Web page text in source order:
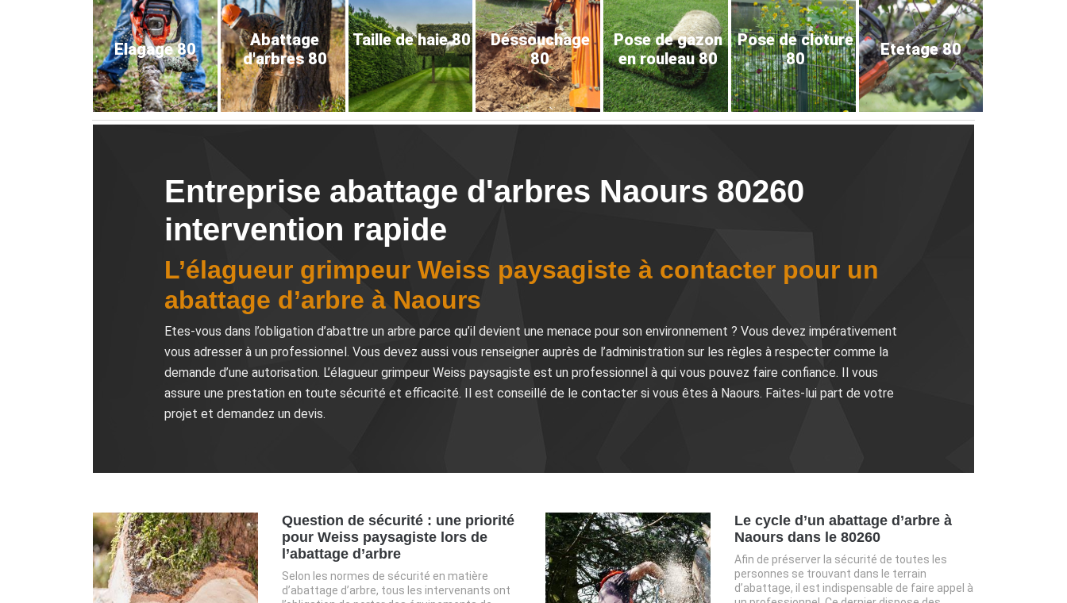
Elagage 80
Abattage
d'arbres 80
Taille de haie 80
Déssouchage
80
Pose de gazon
en rouleau 80
Pose de cloture
80
Etetage 80
Entreprise abattage d'arbres Naours 80260
intervention rapide
L’élagueur grimpeur Weiss paysagiste à contacter pour un
abattage d’arbre à Naours
Etes-vous dans l’obligation d’abattre un arbre parce qu’il devient une menace pour son environnement ? Vous devez impérativement
vous adresser à un professionnel. Vous devez aussi vous renseigner auprès de l’administration sur les règles à respecter comme la
demande d’une autorisation. L’élagueur grimpeur Weiss paysagiste est un professionnel à qui vous pouvez faire confiance. Il vous
assure une prestation en toute sécurité et efficacité. Il est conseillé de le contacter si vous êtes à Naours. Faites-lui part de votre
projet et demandez un devis.
Question de sécurité : une priorité
pour Weiss paysagiste lors de
l’abattage d’arbre
Selon les normes de sécurité en matière
d’abattage d’arbre, tous les intervenants ont
Le cycle d’un abattage d’arbre à
Naours dans le 80260
Afin de préserver la sécurité de toutes les
personnes se trouvant dans le terrain
d’abattage, il est indispensable de faire appel à